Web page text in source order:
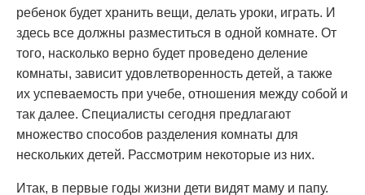
ребенок будет хранить вещи, делать уроки, играть. И
здесь все должны разместиться в одной комнате. От
того, насколько верно будет проведено деление
комнаты, зависит удовлетворенность детей, а также
их успеваемость при учебе, отношения между собой и
так далее. Специалисты сегодня предлагают
множество способов разделения комнаты для
нескольких детей. Рассмотрим некоторые из них.
Итак, в первые годы жизни дети видят маму и папу.